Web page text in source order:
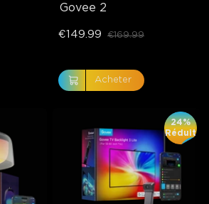
Govee 2
€149.99 €169.99
Acheter
24%
Réduit